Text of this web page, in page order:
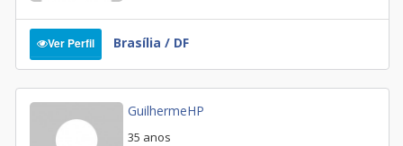
Ver Perfil Brasília / DF
GuilhermeHP
35 anos